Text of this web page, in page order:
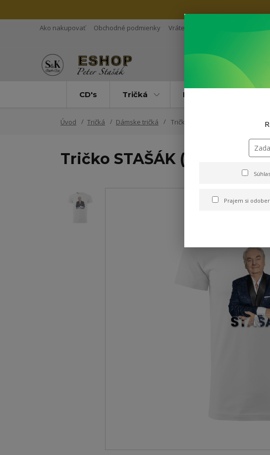
Ako nakupovať Obchodné podmienky Vrátenie tovaru
CD's Tričká Mikiny
Úvod Tričká Dámske tričká Tričko STAŠÁK (Dámske)
Tričko STAŠÁK (Dámske)
Prajem si